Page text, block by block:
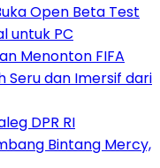
Open Beta Test
untuk PC
Menonton FIFA
Seru dan Imersif dari
DPR RI
Bintang Mercy,